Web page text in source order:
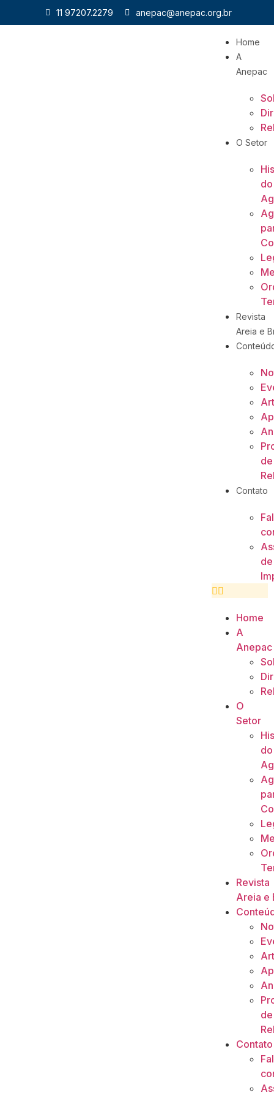
11 97207.2279 anepac@anepac.org.br
Home
A
Anepac
O Setor
do
Revista
Areia e
de
Contato
de
Home
A
Anepac
O
Setor
do
Revista
Areia e
de
Contato